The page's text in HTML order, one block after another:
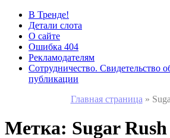
В Тренде!
Детали слота
О сайте
Ошибка 404
Рекламодателям
Сотрудничество. Свидетельство
публикации
Главная страница »
Метка: Sugar Rush